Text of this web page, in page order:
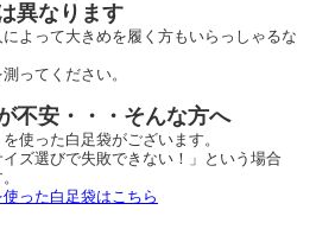
異なります
よって大きめを履く方もいらっしゃるな
ってください。
不安・・・そんな方へ
使った白足袋がございます。
ズ選びで失敗できない！」という場合
った白足袋はこちら